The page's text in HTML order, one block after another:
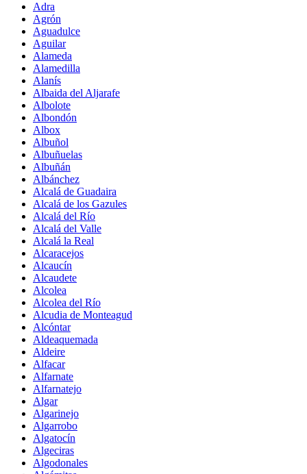
Adra
Agrón
Aguadulce
Aguilar
Alameda
Alamedilla
Alanís
Albaida del Aljarafe
Albolote
Albondón
Albox
Albuñol
Albuñuelas
Albuñán
Albánchez
Alcalá de Guadaira
Alcalá de los Gazules
Alcalá del Río
Alcalá del Valle
Alcalá la Real
Alcaracejos
Alcaucín
Alcaudete
Alcolea
Alcolea del Río
Alcudia de Monteagud
Alcóntar
Aldeaquemada
Aldeire
Alfacar
Alfarnate
Alfarnatejo
Algar
Algarinejo
Algarrobo
Algatocín
Algeciras
Algodonales